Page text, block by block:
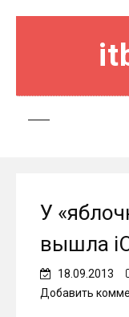
У
вышла
18.09.2013
Добавить